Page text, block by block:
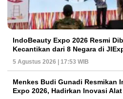
IndoBeauty Expo 2026 Resmi
Kecantikan dari 8 Negara di
5 Agustus 2026 | 17:53 WIB
Menkes Budi Gunadi Resmikan
Expo 2026, Hadirkan Inovasi